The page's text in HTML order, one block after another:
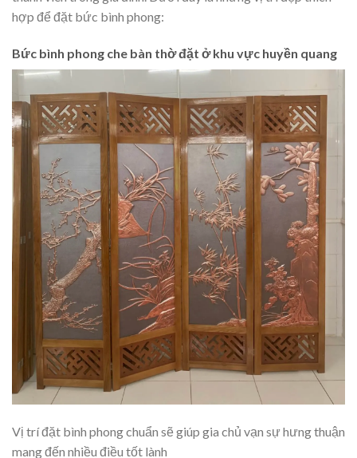
hợp để đặt bức bình phong:
Bức bình phong che bàn thờ đặt ở khu vực huyền quang
Vị trí đặt bình phong chuẩn sẽ giúp gia chủ vạn sự hưng thuận
mang đến nhiều điều tốt lành